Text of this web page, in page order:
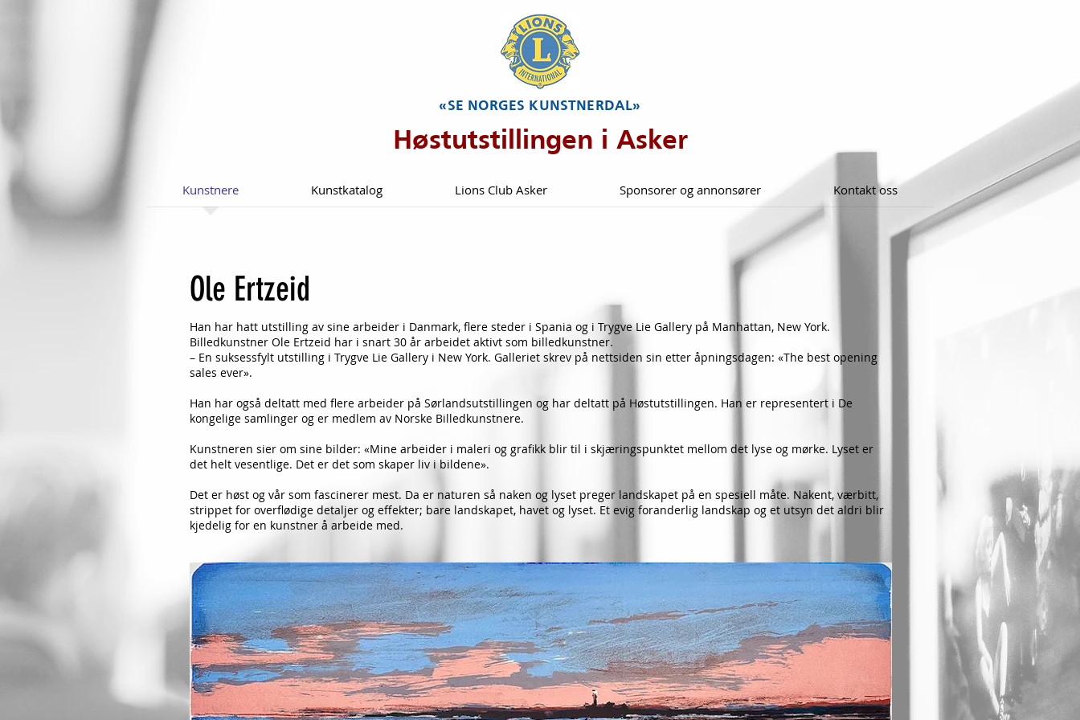
«SE NORGES KUNSTNERDAL»
Høstutstillingen i Asker
Ole Ertzeid
Han har hatt utstilling av sine arbeider i Danmark, flere steder i Spania og i Trygve Lie Gallery på Manhattan, New York.
Billedkunstner Ole Ertzeid har i snart 30 år arbeidet aktivt som billedkunstner.
– En suksessfylt utstilling i Trygve Lie Gallery i New York. Galleriet skrev på nettsiden sin etter åp­ningsdagen: «The best opening
sales ever».
Han har også deltatt med flere arbeider på Sør­landsutstillingen og har deltatt på Høstutstillingen. Han er representert i De
kongelige samlinger og er medlem av Norske Billedkunstnere.
Kunstneren sier om sine bilder: «Mine arbeider i maleri og grafikk blir til i skjæringspunktet mellom det lyse og mørke. Lyset er
det helt vesentlige. Det er det som skaper liv i bildene».
Det er høst og vår som fascinerer mest. Da er naturen så naken og lyset preger landskapet på en spesiell måte. Nakent, værbitt,
strippet for overflø­dige detaljer og effekter; bare landskapet, havet og lyset. Et evig foranderlig landskap og et utsyn det aldri blir
kjedelig for en kunstner å arbeide med.
Kunstnere Kunstkatalog Lions Club Asker Sponsorer og annonsører Kontakt oss